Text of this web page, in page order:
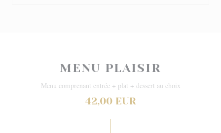
MENU PLAISIR
Menu comprenant entrée + plat + dessert au choix
42,00 EUR